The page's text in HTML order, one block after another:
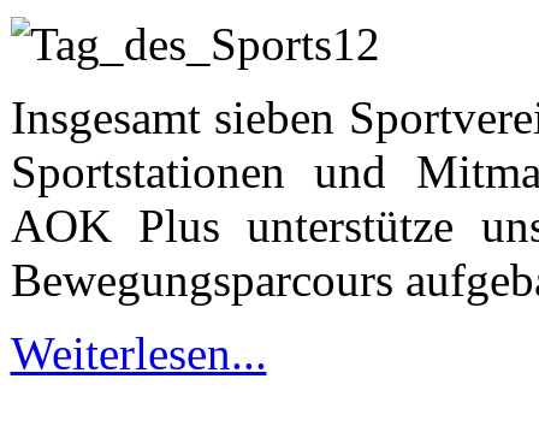
Insgesamt sieben
Sportstationen und
AOK Plus unterstütze
Bewegungsparcours
Weiterlesen...